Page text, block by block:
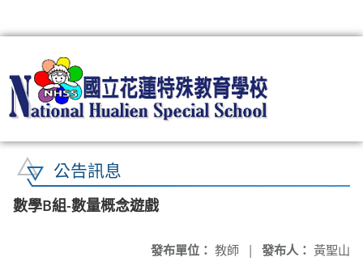
公告訊息
數學B組-數量概念遊戲
發布人： 黃聖山
發布單位： 教師 |